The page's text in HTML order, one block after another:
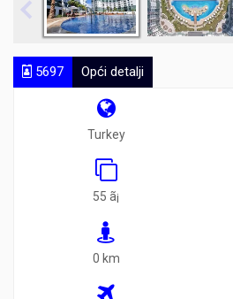
5697 Opći detalji
Turkey
55 ã¡
0 km